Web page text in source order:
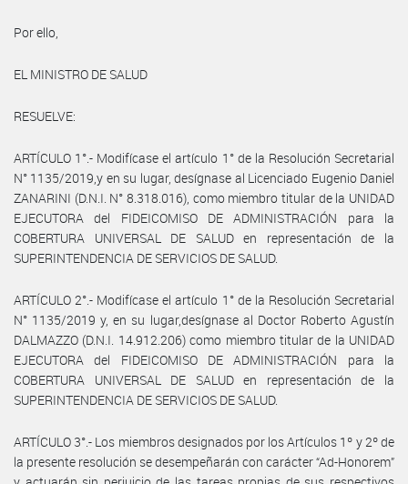
Por ello,
EL MINISTRO DE SALUD
RESUELVE:
ARTÍCULO 1°.- Modifícase el artículo 1° de la Resolución Secretarial
N° 1135/2019,y en su lugar, desígnase al Licenciado Eugenio Daniel
ZANARINI (D.N.I. N° 8.318.016), como miembro titular de la UNIDAD
EJECUTORA del FIDEICOMISO DE ADMINISTRACIÓN para la
COBERTURA UNIVERSAL DE SALUD en representación de la
SUPERINTENDENCIA DE SERVICIOS DE SALUD.
ARTÍCULO 2°.- Modifícase el artículo 1° de la Resolución Secretarial
N° 1135/2019 y, en su lugar,desígnase al Doctor Roberto Agustín
DALMAZZO (D.N.I. 14.912.206) como miembro titular de la UNIDAD
EJECUTORA del FIDEICOMISO DE ADMINISTRACIÓN para la
COBERTURA UNIVERSAL DE SALUD en representación de la
SUPERINTENDENCIA DE SERVICIOS DE SALUD.
ARTÍCULO 3°.- Los miembros designados por los Artículos 1º y 2º de
la presente resolución se desempeñarán con carácter “Ad-Honorem”